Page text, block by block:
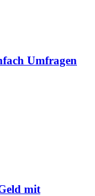
Umfragen
mit